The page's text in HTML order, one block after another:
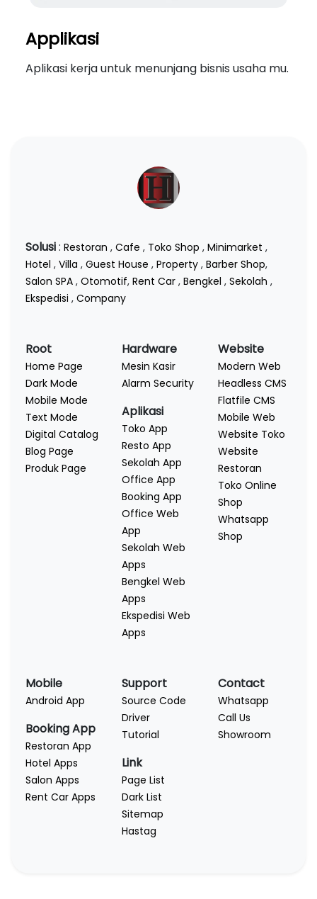
Applikasi
Aplikasi kerja untuk menunjang bisnis usaha mu.
Solusi: Restoran , Cafe , Toko Shop , Minimarket ,
Hotel , Villa , Guest House , Property , Barber Shop,
Salon SPA , Otomotif, Rent Car , Bengkel , Sekolah ,
Ekspedisi , Company
Root
Home Page
Dark Mode
Mobile Mode
Text Mode
Digital Catalog
Blog Page
Produk Page
Hardware
Mesin Kasir
Alarm Security
Aplikasi
Toko App
Resto App
Sekolah App
Office App
Booking App
Office Web
App
Sekolah Web
Apps
Bengkel Web
Apps
Ekspedisi Web
Apps
Website
Modern Web
Headless CMS
Flatfile CMS
Mobile Web
Website Toko
Website
Restoran
Toko Online
Shop
Whatsapp
Shop
Mobile
Android App
Booking App
Restoran App
Hotel Apps
Salon Apps
Rent Car Apps
Support
Source Code
Driver
Tutorial
Link
Page List
Dark List
Sitemap
Hastag
Contact
Whatsapp
Call Us
Showroom